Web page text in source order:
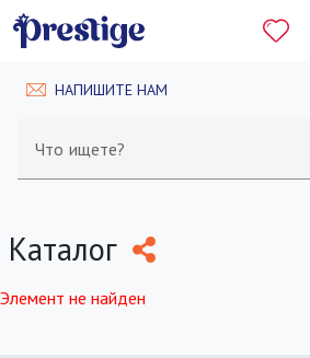
НАПИШИТЕ НАМ
Что ищете?
Каталог
Элемент не найден